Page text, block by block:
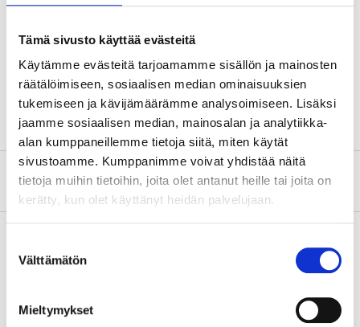
Tämä sivusto käyttää evästeitä
Käytämme evästeitä tarjoamamme sisällön ja mainosten
räätälöimiseen, sosiaalisen median ominaisuuksien
tukemiseen ja kävijämäärämme analysoimiseen. Lisäksi
jaamme sosiaalisen median, mainosalan ja analytiikka-
alan kumppaneillemme tietoja siitä, miten käytät
sivustoamme. Kumppanimme voivat yhdistää näitä
tietoja muihin tietoihin, joita olet antanut heille tai joita on
kerätty, kun olet käyttänyt heidän palvelujaan.
valinta
Välttämätön
Mieltymykset
Internal diameter
4,2 mm
External diameter
Length
5000 mm
Pressure
20 bar (Max.)
About the manufacturer